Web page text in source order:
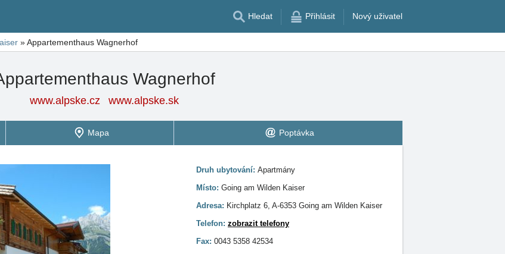
Hledat Přihlásit Nový uživatel
»Appartementhaus Wagnerhof
Wagnerhof
www.alpske.cz www.alpske.sk
Mapa Poptávka
Druh ubytování: Apartmány
Místo: Going am Wilden Kaiser
Adresa: Kirchplatz 6, A-6353 Going am Wilden Kaiser
Telefon: zobrazit telefony
Fax: 0043 5358 42534